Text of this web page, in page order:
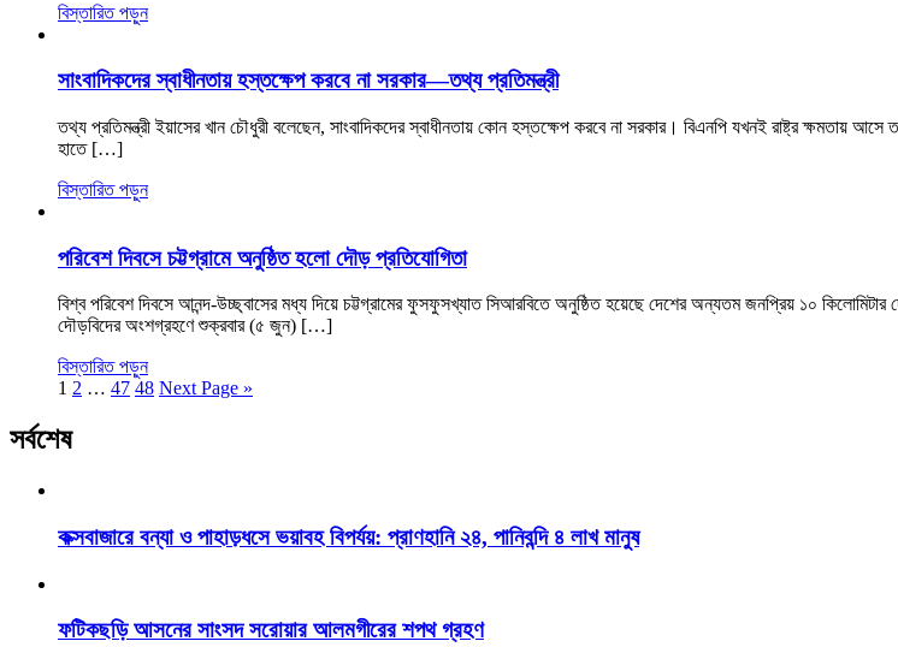
বিস্তারিত পড়ুন
সাংবাদিকদের স্বাধীনতায় হস্তক্ষেপ করবে না সরকার—তথ্য প্রতিমন্ত্রী
তথ্য প্রতিমন্ত্রী ইয়াসের খান চৌধুরী বলেছেন, সাংবাদিকদের স্বাধীনতায় কোন হস্তক্ষেপ করবে না সরকার। বিএনপি যখনই রাষ্ট্র ক্ষমতায় আসে
হাতে […]
বিস্তারিত পড়ুন
পরিবেশ দিবসে চট্টগ্রামে অনুষ্ঠিত হলো দৌড় প্রতিযোগিতা
বিশ্ব পরিবেশ দিবসে আনন্দ-উচ্ছ্বাসের মধ্য দিয়ে চট্টগ্রামের ফুসফুসখ্যাত সিআরবিতে অনুষ্ঠিত হয়েছে দেশের অন্যতম জনপ্রিয় ১০
দৌড়বিদের অংশগ্রহণে শুক্রবার (৫ জুন) […]
বিস্তারিত পড়ুন
1 2 … 47 48 Next Page »
সর্বশেষ
কক্সবাজারে বন্যা ও পাহাড়ধসে ভয়াবহ বিপর্যয়: প্রাণহানি ২৪, পানিবন্দি ৪ লাখ মানুষ
ফটিকছড়ি আসনের সাংসদ সরোয়ার আলমগীরের শপথ গ্রহণ